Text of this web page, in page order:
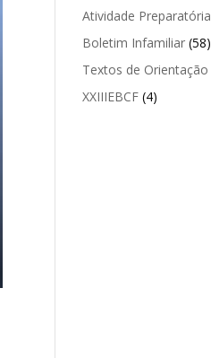
Atividade Preparatória
Boletim Infamiliar (58)
Textos de Orientação
XXIIIEBCF (4)